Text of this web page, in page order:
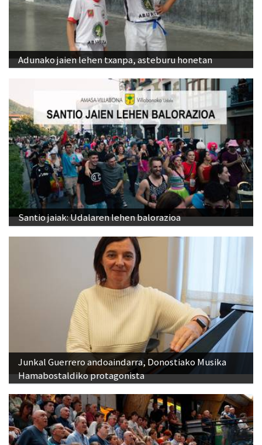
Adunako jaien lehen txanpa, asteburu honetan
Santio jaiak: Udalaren lehen balorazioa
Junkal Guerrero andoaindarra, Donostiako Musika
Hamabostaldiko protagonista